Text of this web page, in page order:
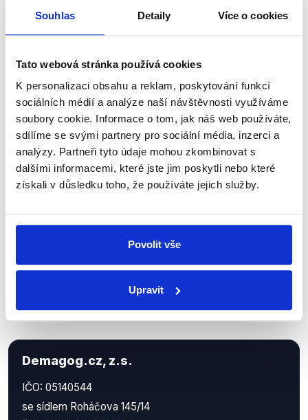
Souhlas Detaily Více o cookies
Tato webová stránka používá cookies
K personalizaci obsahu a reklam, poskytování funkcí
sociálních médií a analýze naší návštěvnosti využíváme
soubory cookie. Informace o tom, jak náš web používáte,
sdílíme se svými partnery pro sociální média, inzerci a
analýzy. Partneři tyto údaje mohou zkombinovat s
dalšími informacemi, které jste jim poskytli nebo které
získali v důsledku toho, že používáte jejich služby.
Povolit vše
Upravit
Sociální sítě
Nenechte si ujít nejnovější události
z Demagog.cz. Sdílením našich
příspěvků přátelům podpoříte naši
práci.
Demagog.cz, z.s.
IČO: 05140544
se sídlem Roháčova 145/14